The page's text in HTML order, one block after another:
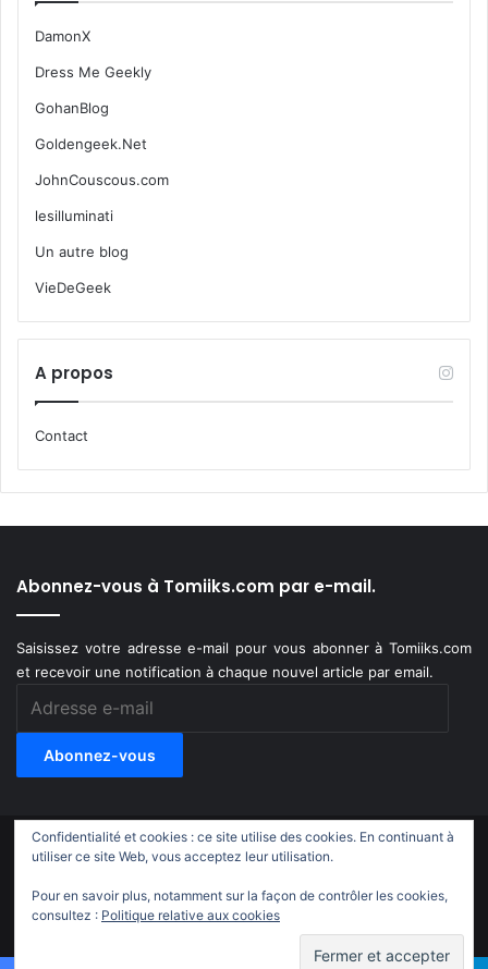
DamonX
Dress Me Geekly
GohanBlog
Goldengeek.Net
JohnCouscous.com
lesilluminati
Un autre blog
VieDeGeek
A propos
Contact
Abonnez-vous à Tomiiks.com par e-mail.
Saisissez votre adresse e-mail pour vous abonner à Tomiiks.com
et recevoir une notification à chaque nouvel article par email.
Abonnez-vous
© Copyright 2011-2018, All Rights Reserved |
X YouTubeInstagram
TwitchTikTok
Confidentialité et cookies : ce site utilise des cookies. En continuant à
utiliser ce site Web, vous acceptez leur utilisation.
Pour en savoir plus, notamment sur la façon de contrôler les cookies,
consultez : Politique relative aux cookies